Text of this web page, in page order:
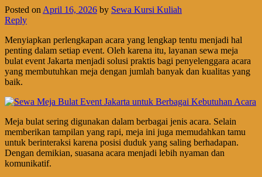
Posted on April 16, 2026 by Sewa Kursi Kuliah
Reply
Menyiapkan perlengkapan acara yang lengkap tentu menjadi hal
penting dalam setiap event. Oleh karena itu, layanan sewa meja
bulat event Jakarta menjadi solusi praktis bagi penyelenggara acara
yang membutuhkan meja dengan jumlah banyak dan kualitas yang
baik.
Meja bulat sering digunakan dalam berbagai jenis acara. Selain
memberikan tampilan yang rapi, meja ini juga memudahkan tamu
untuk berinteraksi karena posisi duduk yang saling berhadapan.
Dengan demikian, suasana acara menjadi lebih nyaman dan
komunikatif.